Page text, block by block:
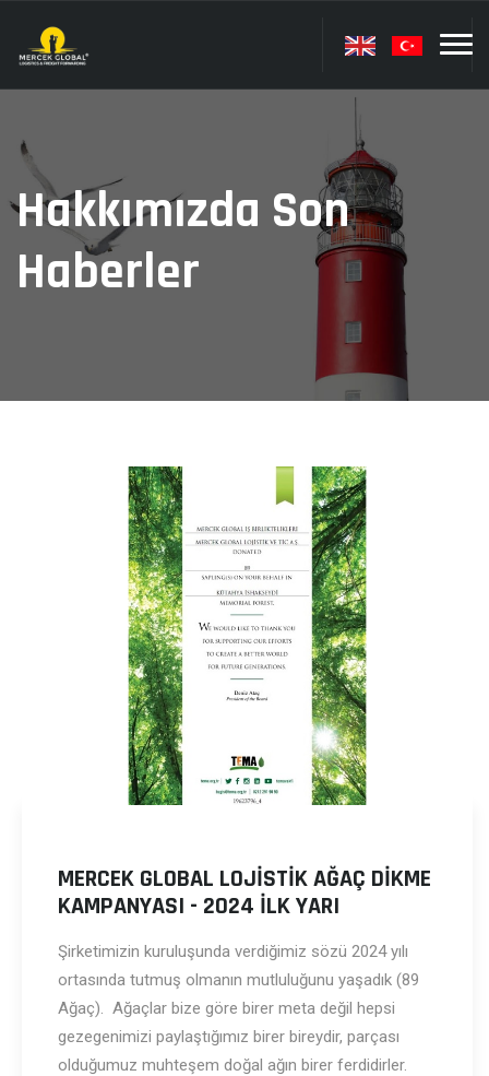
Hakkımızda Son
Haberler
MERCEK GLOBAL LOJİSTİK AĞAÇ DİKME
KAMPANYASI - 2024 İLK YARI
Şirketimizin kuruluşunda verdiğimiz sözü 2024 yılı
ortasında tutmuş olmanın mutluluğunu yaşadık (89
Ağaç). Ağaçlar bize göre birer meta değil hepsi
gezegenimizi paylaştığımız birer bireydir, parçası
olduğumuz muhteşem doğal ağın birer ferdidirler.